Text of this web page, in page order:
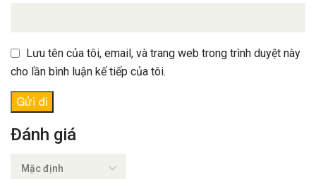
Đánh giá
Lưu tên của tôi, email, và trang web trong trình duyệt này
cho lần bình luận kế tiếp của tôi.